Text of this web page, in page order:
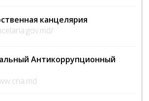
канцелярия
Антикоррупционный